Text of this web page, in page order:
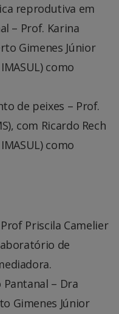
reprodutiva em
– Prof. Karina
Gimenes Júnior
como
de peixes – Prof.
com Ricardo Rech
como
Priscila Camelier
de
– Dra
Gimenes Júnior